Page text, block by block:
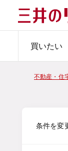
買いたい
不動産・住
条件を変